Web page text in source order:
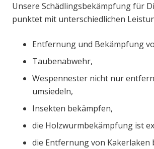
Unsere Schädlingsbekämpfung für
punktet mit unterschiedlichen
Entfernung und Bekämpfung
Taubenabwehr,
Wespennester nicht nur
umsiedeln,
Insekten bekämpfen,
die Holzwurmbekämpfung ist
die Entfernung von Kakerlaken